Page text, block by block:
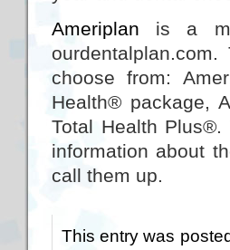
Ameriplan is a
choose from:
Health® package,
Total Health
information about
call them up.
This entry was